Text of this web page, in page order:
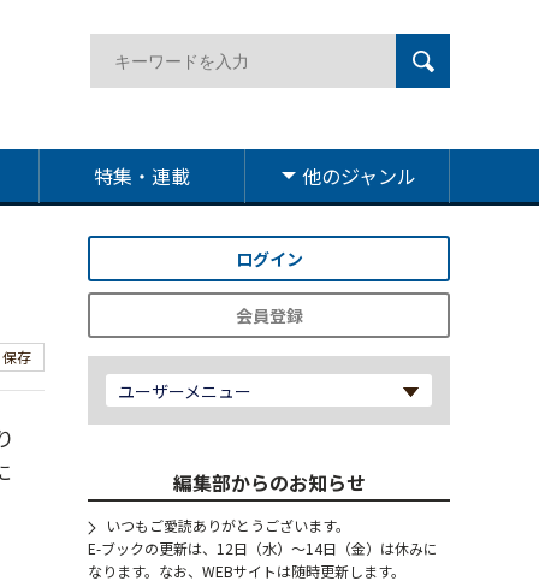
特集・連載 他のジャンル
保存
ログイン
会員登録
ユーザーメニュー
編集部からのお知らせ
いつもご愛読ありがとうございます。
E-ブックの更新は、12日（水）～14日（金）は休みに
なります。なお、WEBサイトは随時更新します。